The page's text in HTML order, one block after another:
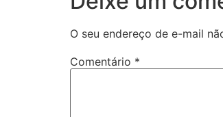
O seu endereço de e-mail
Comentário *